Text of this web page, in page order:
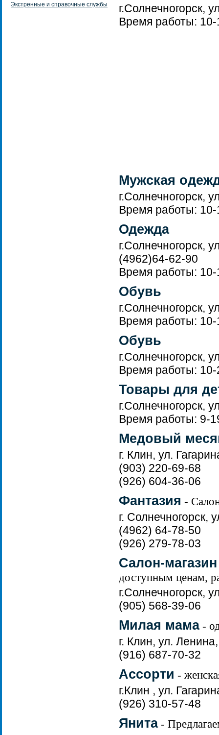
Экстренные и справочные службы
г.Солнечногорск,
Время работы: 10-
Мужская
г.Солнечногорск,
Время работы: 10-
Одежда
г.Солнечногорск,
(4962)64-62-90
Время работы: 10-
Обувь
г.Солнечногорск,
Время работы: 10-
Обувь
г.Солнечногорск,
Время работы: 10-
Товары для
г.Солнечногорск,
Время работы: 9-
Медовый
г. Клин, ул.
(903) 220-69-68
(926) 604-36-06
Фантазия -
г. Солнечногорск,
(4962) 64-78-50
(926) 279-78-03
Салон-
доступным ценам,
г.Солнечногорск,
(905) 568-39-06
Милая мама-
г. Клин, ул.
(916) 687-70-32
Ассорти -
г.Клин , ул.
(926) 310-57-48
Янита-